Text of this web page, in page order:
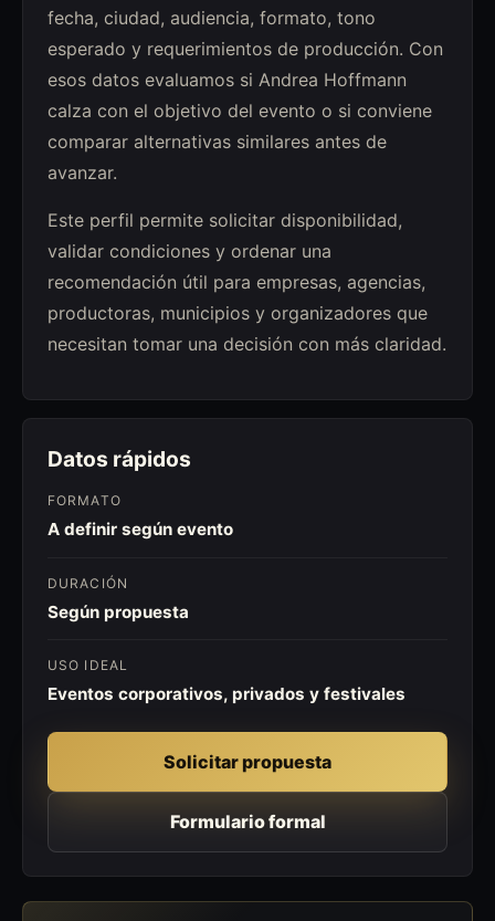
fecha, ciudad, audiencia, formato, tono
esperado y requerimientos de producción. Con
esos datos evaluamos si Andrea Hoffmann
calza con el objetivo del evento o si conviene
comparar alternativas similares antes de
avanzar.
Este perfil permite solicitar disponibilidad,
validar condiciones y ordenar una
recomendación útil para empresas, agencias,
productoras, municipios y organizadores que
necesitan tomar una decisión con más claridad.
Datos rápidos
FORMATO
A definir según evento
DURACIÓN
Según propuesta
USO IDEAL
Eventos corporativos, privados y festivales
Solicitar propuesta
Formulario formal